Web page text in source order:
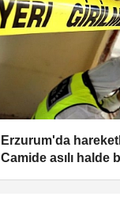
Erzurum'da
Camide asılı halde